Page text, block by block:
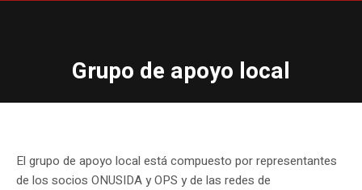
Grupo de apoyo local
El grupo de apoyo local está compuesto por representantes
de los socios ONUSIDA y OPS y de las redes de